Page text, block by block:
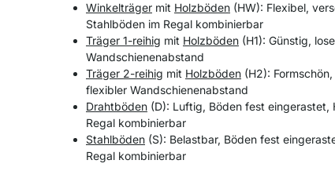
Winkelträger mit Holzböden (HW): Flexibel,
Stahlböden im Regal kombinierbar
Träger 1-reihig mit Holzböden (H1): Günstig,
Wandschienenabstand
Träger 2-reihig mit Holzböden (H2):
flexibler Wandschienenabstand
Drahtböden (D): Luftig, Böden fest
Regal kombinierbar
Stahlböden (S): Belastbar, Böden fest
Regal kombinierbar